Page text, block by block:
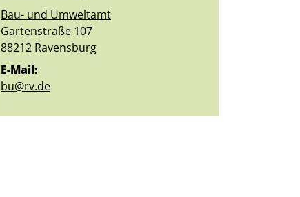
Bau- und Umweltamt
Straße:
Gartenstraße Hausnummer:
107
PLZ:
88212 Ort:
Ravensburg
E-Mail:
bu@rv.de